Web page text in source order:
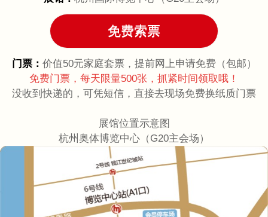
门票： 价值50元家庭套票，提前网上申请免费（包邮）
免费门票，每天限量500张，抓紧时间领取哦！
没收到快递的，可凭短信，直接去现场免费换纸质门票
展馆位置示意图
杭州奥体博览中心（G20主会场）